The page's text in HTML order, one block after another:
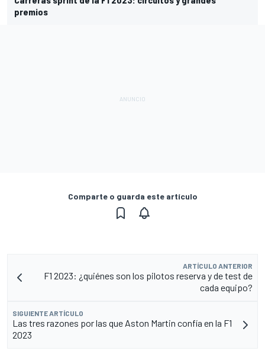
premios
Comparte o guarda este artículo
ARTÍCULO ANTERIOR
F1 2023: ¿quiénes son los pilotos reserva y de test de
cada equipo?
SIGUIENTE ARTÍCULO
Las tres razones por las que Aston Martin confía en la F1
2023